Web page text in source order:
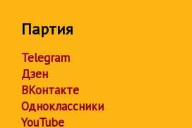
Партия
Telegram
Дзен
ВКонтакте
Одноклассники
YouTube